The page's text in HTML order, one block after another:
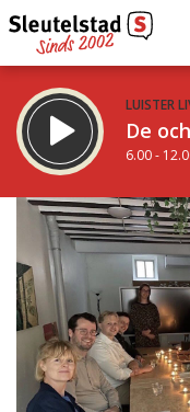
LUISTER
De
6.00 -
STRAKS:
De middag van
12.00 - 18.00 uur
Vorig uur
Inklappen